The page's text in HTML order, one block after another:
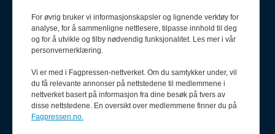
Meld deg på nyhetsbrev
For øvrig bruker vi informasjonskapsler og lignende verktøy for
analyse, for å sammenligne nettlesere, tilpasse innhold til deg
og for å utvikle og tilby nødvendig funksjonalitet. Les mer i vår
personvernerklæring.
Vi er med i Fagpressen-nettverket. Om du samtykker under, vil
du få relevante annonser på nettstedene til medlemmene i
nettverket basert på informasjon fra dine besøk på tvers av
disse nettstedene. En oversikt over medlemmene finner du på
Fagpressen.no.